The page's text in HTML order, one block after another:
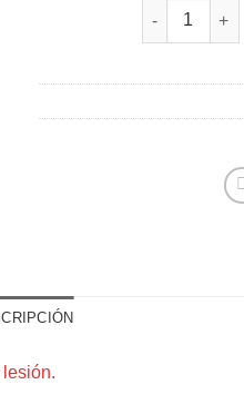
Tijeras para